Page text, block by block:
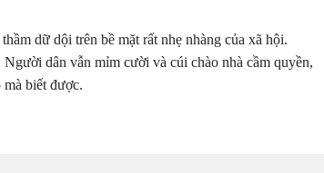
dữ dội trên bề mặt rất nhẹ nhàng của xã hội.
dân vẫn mỉm cười và cúi chào nhà cầm quyền,
biết được.